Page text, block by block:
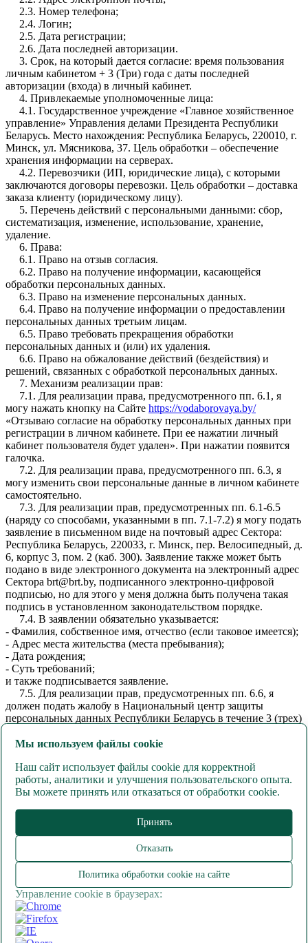
Мы используем файлы cookie
Наш сайт использует файлы cookie для корректной
работы, аналитики и улучшения пользовательского опыта.
Вы можете принять или отказаться от обработки cookie.
Принять
Отказать
Политика обработки cookie на сайте
Управление cookie в браузерах:
2.3. Номер телефона;
2.4. Логин;
2.5. Дата регистрации;
2.6. Дата последней авторизации.
3. Срок, на который дается согласие: время пользования
личным кабинетом + 3 (Три) года с даты последней
авторизации (входа) в личный кабинет.
4. Привлекаемые уполномоченные лица:
4.1. Государственное учреждение «Главное хозяйственное
управление» Управления делами Президента Республики
Беларусь. Место нахождения: Республика Беларусь, 220010, г.
Минск, ул. Мясникова, 37. Цель обработки – обеспечение
хранения информации на серверах.
4.2. Перевозчики (ИП, юридические лица), с которыми
заключаются договоры перевозки. Цель обработки – доставка
заказа клиенту (юридическому лицу).
5. Перечень действий с персональными данными: сбор,
систематизация, изменение, использование, хранение,
удаление.
6. Права:
6.1. Право на отзыв согласия.
6.2. Право на получение информации, касающейся
обработки персональных данных.
6.3. Право на изменение персональных данных.
6.4. Право на получение информации о предоставлении
персональных данных третьим лицам.
6.5. Право требовать прекращения обработки
персональных данных и (или) их удаления.
6.6. Право на обжалование действий (бездействия) и
решений, связанных с обработкой персональных данных.
7. Механизм реализации прав:
7.1. Для реализации права, предусмотренного пп. 6.1, я
могу нажать кнопку на Сайте https://vodaborovaya.by/
«Отзываю согласие на обработку персональных данных при
регистрации в личном кабинете. При ее нажатии личный
кабинет пользователя будет удален». При нажатии появится
галочка.
7.2. Для реализации права, предусмотренного пп. 6.3, я
могу изменить свои персональные данные в личном кабинете
самостоятельно.
7.3. Для реализации прав, предусмотренных пп. 6.1-6.5
(наряду со способами, указанными в пп. 7.1-7.2) я могу подать
заявление в письменном виде на почтовый адрес Сектора:
Республика Беларусь, 220033, г. Минск, пер. Велосипедный, д.
6, корпус 3, пом. 2 (каб. 300). Заявление также может быть
подано в виде электронного документа на электронный адрес
Сектора brt@brt.by, подписанного электронно-цифровой
подписью, но для этого у меня должна быть получена такая
подпись в установленном законодательством порядке.
7.4. В заявлении обязательно указывается:
- Фамилия, собственное имя, отчество (если таковое имеется);
- Адрес места жительства (места пребывания);
- Дата рождения;
- Суть требований;
и также подписывается заявление.
7.5. Для реализации прав, предусмотренных пп. 6.6, я
должен подать жалобу в Национальный центр защиты
персональных данных Республики Беларусь в течение 3 (трех)
(бездействии) Сектора, которые непосредственно затрагивают
8. Последствия дачи или отказа в даче согласия:
8.1. При даче согласия возможно будет зарегистрировать
личный кабинет пользователя на Сайте
«Боровая» на Сайте, а также получать техническую
консультацию относительно функционирования личного
кабинета, например, при невозможности вспомнить пароль.
8.2. При отказе в даче согласия невозможно будет
зарегистрировать личный кабинет пользователя на Сайте
https://vodaborovaya.by/и в дальнейшем заказывать воду
«Боровая» на Сайте.
9. Содействие в разъяснении прав:
Для содействия в разъяснении прав, указанных выше, а
также для разъяснения любых других вопросов, связанных с